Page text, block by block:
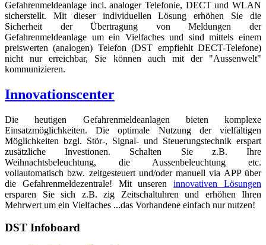
Gefahrenmeldeanlage incl. analoger Telefonie, DECT und WLAN
sicherstellt. Mit dieser individuellen Lösung erhöhen Sie die
Sicherheit der Übertragung von Meldungen der
Gefahrenmeldeanlage um ein Vielfaches und sind mittels einem
preiswerten (analogen) Telefon (DST empfiehlt DECT-Telefone)
nicht nur erreichbar, Sie können auch mit der "Aussenwelt"
kommunizieren.
Innovationscenter
Die heutigen Gefahrenmeldeanlagen bieten komplexe
Einsatzmöglichkeiten. Die optimale Nutzung der vielfältigen
Möglichkeiten bzgl. Stör-, Signal- und Steuerungstechnik erspart
zusätzliche Investionen. Schalten Sie z.B. Ihre
Weihnachtsbeleuchtung, die Aussenbeleuchtung etc.
vollautomatisch bzw. zeitgesteuert und/oder manuell via APP über
die Gefahrenmeldezentrale! Mit unsereninnovativen Lösungen
ersparen Sie sich z.B. zig Zeitschaltuhren und erhöhen Ihren
Mehrwert um ein Vielfaches ...das Vorhandene einfach nur nutzen!
DST Infoboard